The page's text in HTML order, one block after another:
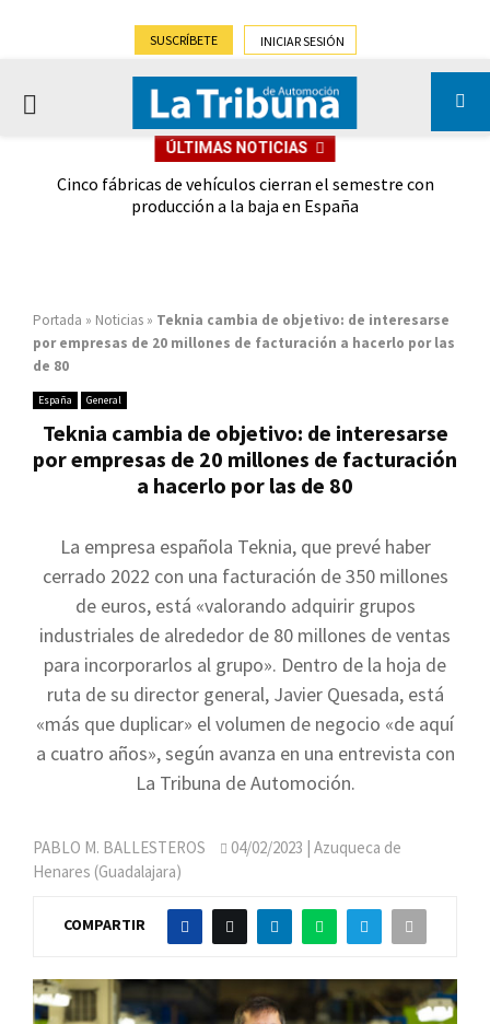
SUSCRÍBETE INICIAR SESIÓN
PRIMARY
ÚLTIMAS NOTICIAS
Cinco fábricas de vehículos cierran el semestre con
producción a la baja en España
Portada » Noticias » Teknia cambia de objetivo: de interesarse
por empresas de 20 millones de facturación a hacerlo por las
de 80
España General
Teknia cambia de objetivo: de interesarse
por empresas de 20 millones de facturación
a hacerlo por las de 80
La empresa española Teknia, que prevé haber
cerrado 2022 con una facturación de 350 millones
de euros, está «valorando adquirir grupos
industriales de alrededor de 80 millones de ventas
para incorporarlos al grupo». Dentro de la hoja de
ruta de su director general, Javier Quesada, está
«más que duplicar» el volumen de negocio «de aquí
a cuatro años», según avanza en una entrevista con
La Tribuna de Automoción.
PABLO M. BALLESTEROS 04/02/2023 | Azuqueca de
Henares (Guadalajara)
COMPARTIR